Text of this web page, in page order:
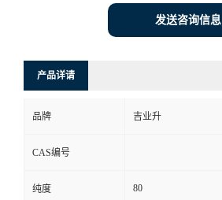
发送咨询信息
产品详请
品牌 吉业升
CAS编号
纯度 80